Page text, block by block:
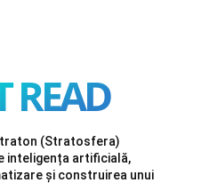
READ
(Stratosfera)
inteligența artificială,
și construirea unui